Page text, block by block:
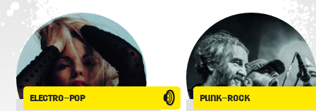
electro-pop punk-rock